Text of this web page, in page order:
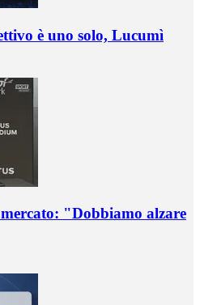
è uno solo, Lucumì
"Dobbiamo alzare